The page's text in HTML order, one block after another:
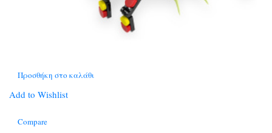
Προσθήκη στο καλάθι
Add to Wishlist
Compare